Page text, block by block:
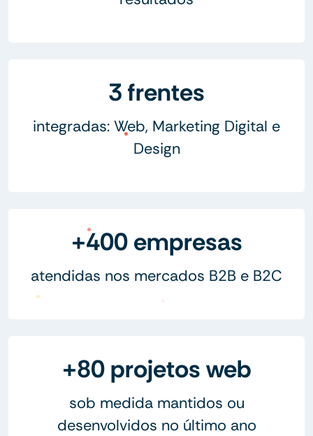
3 frentes
integradas: Web, Marketing Digital e
Design
+400 empresas
atendidas nos mercados B2B e B2C
+80 projetos web
sob medida mantidos ou
desenvolvidos no último ano